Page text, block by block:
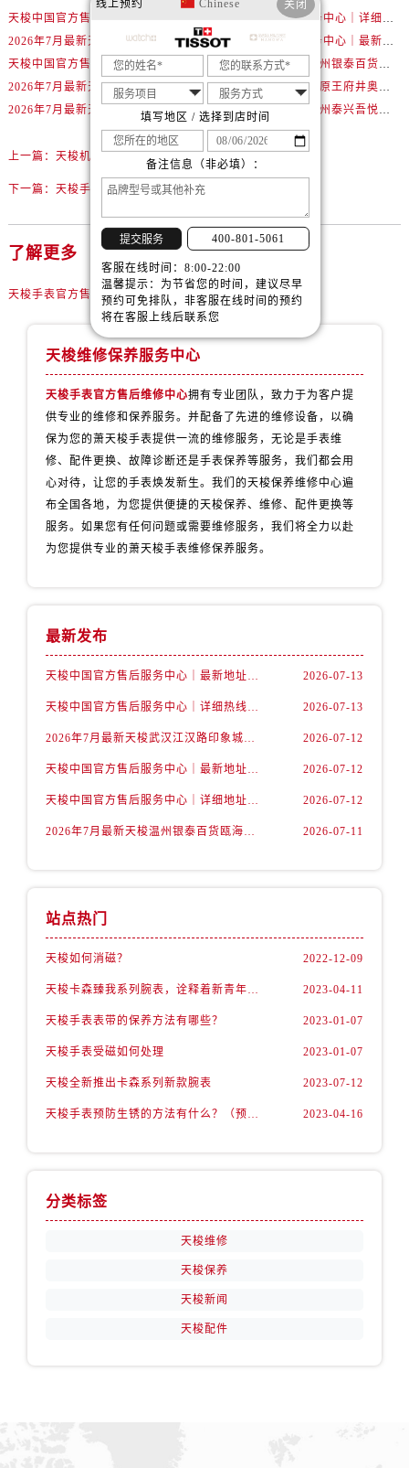
内蒙古自治区乌海市海勃湾区人民南路售后服务中心（需提前预约）
内蒙古自治区乌兰察布市集宁区恩和大街售后服务中心（需提前预约）
内蒙古自治区锡林郭勒盟市锡林浩特市光明街与额尔敦路交叉口售后服务中心（需提前预约）
内蒙古自治区兴安盟市乌兰浩特市兴安大街售后服务中心（需提前预约）
江苏省泰州市海陵区永定东路399号置地商务中心东塔（华润万象城）17层1706室售后服务中心（需提前预约）
江西省南昌市红谷滩新区红谷中大道998号绿地双子塔（中央广场）A1座办公楼14层1407室售后服务中心（需提前预约）
天梭中国官方售后服务中心｜详细热线电话及全部网点地址权威信息通知（2026年7月最新）
2026年7月最新天梭武汉江汉路印象城维修保养服务电话
天梭中国官方售后服务中心｜最新地址及官方客服热线权威信息通告（2026年7月最新）
2026年7月最新天梭温州银泰百货瓯海店维修保养服务电话
2026年7月最新天梭北京王府井银泰in88维修保养服务电话
2026年7月最新天梭太原王府井奥莱·晋阳里维修保养服务电话
2026年7月最新天梭南宁兴宁吾悦广场维修保养服务电话
2026年7月最新天梭泰州泰兴吾悦广场维修保养服务电话
上一篇： 天梭机芯受损处理办法深度解析
下一篇： 天梭手表进水了解决方法是什么
了解更多
天梭手表官方售后维修中心
天梭维修保养服务中心
天梭手表官方售后维修中心拥有专业团队，致力于为客户提
供专业的维修和保养服务。并配备了先进的维修设备，以确
保为您的萧天梭手表提供一流的维修服务，无论是手表维
修、配件更换、故障诊断还是手表保养等服务，我们都会用
心对待，让您的手表焕发新生。我们的天梭保养维修中心遍
布全国各地，为您提供便捷的天梭保养、维修、配件更换等
服务。如果您有任何问题或需要维修服务，我们将全力以赴
为您提供专业的萧天梭手表维修保养服务。
最新发布
天梭中国官方售后服务中心｜最新地址与24小时服务电话权威信息通告（2026年7月最新） 2026-07-13
天梭中国官方售后服务中心｜详细热线电话及全部网点地址权威信息通知（2026年7月最新） 2026-07-13
2026年7月最新天梭武汉江汉路印象城维修保养服务电话 2026-07-12
天梭中国官方售后服务中心｜最新地址及官方客服热线权威信息通告（2026年7月最新） 2026-07-12
天梭中国官方售后服务中心｜详细地址与售后热线权威信息通知（2026年7月最新） 2026-07-12
2026年7月最新天梭温州银泰百货瓯海店维修保养服务电话 2026-07-11
站点热门
天梭如何消磁？ 2022-12-09
天梭卡森臻我系列腕表，诠释着新青年的生活态度 2023-04-11
天梭手表表带的保养方法有哪些？ 2023-01-07
天梭手表受磁如何处理 2023-01-07
天梭全新推出卡森系列新款腕表 2023-07-12
天梭手表预防生锈的方法有什么？（预防方法） 2023-04-16
分类标签
天梭维修
天梭保养
天梭新闻
天梭配件
线上预约 Chinese 关闭
填写地区 / 选择到店时间
备注信息（非必填）：
提交服务 400-801-5061
客服在线时间：8:00-22:00
温馨提示：为节省您的时间，建议尽早
预约可免排队，非客服在线时间的预约
将在客服上线后联系您